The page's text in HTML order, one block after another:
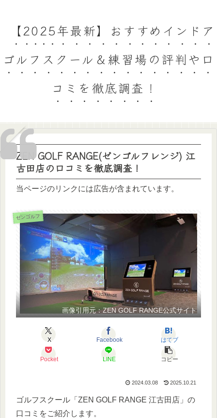
【2025年最新】おすすめインドア
ゴルフスクール＆練習場の評判や口
コミを徹底調査！
ZEN GOLF RANGE(ゼンゴルフレンジ) 江
古田店の口コミを徹底調査！
当ページのリンクには広告が含まれています。
ゼンゴルフ
画像引用元：ZEN GOLF RANGE公式サイト
X Facebook はてブ
Pocket LINE コピー
2024.03.08 2025.10.21
ゴルフスクール「ZEN GOLF RANGE 江古田店」の
口コミをご紹介します。